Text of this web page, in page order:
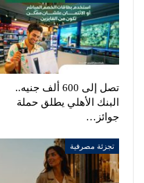
تصل إلى 600 ألف جنيه..
البنك الأهلي يطلق حملة
جوائز…
تجزئة مصرفية